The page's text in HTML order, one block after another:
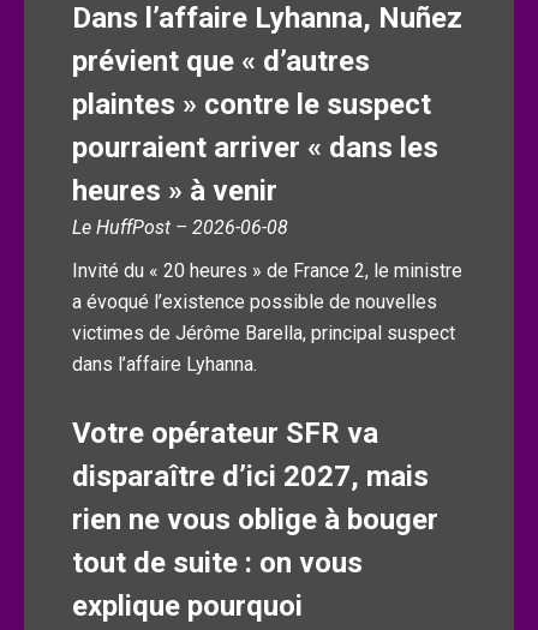
Dans l’affaire Lyhanna, Nuñez
prévient que « d’autres
plaintes » contre le suspect
pourraient arriver « dans les
heures » à venir
Le HuffPost – 2026-06-08
Invité du « 20 heures » de France 2, le ministre
a évoqué l’existence possible de nouvelles
victimes de Jérôme Barella, principal suspect
dans l’affaire Lyhanna.
Votre opérateur SFR va
disparaître d’ici 2027, mais
rien ne vous oblige à bouger
tout de suite : on vous
explique pourquoi